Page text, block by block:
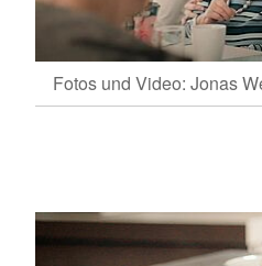
Fotos und Video: Jonas